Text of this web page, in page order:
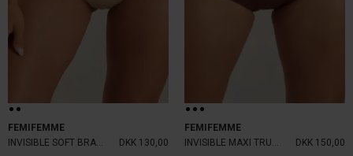
FEMIFEMME
INVISIBLE SOFT BRAZILIAN SAND
DKK 130,00
FEMIFEMME
INVISIBLE MAXI TRUSSE V. CHOCO
DKK 150,00